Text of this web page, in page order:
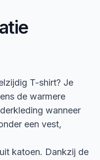
T-shirt? Je
de warmere
wanneer
een vest,
katoen. Dankzij de